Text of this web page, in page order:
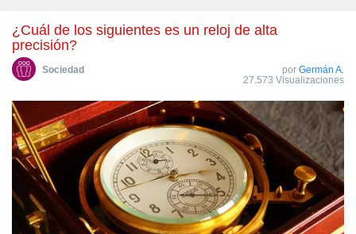
¿Cuál de los siguientes es un reloj de alta
precisión?
Sociedad por Germán A.
27.573 Visualizaciones